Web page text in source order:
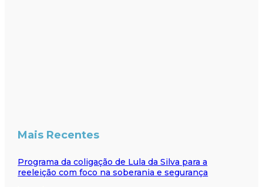
Mais Recentes
Programa da coligação de Lula da Silva para a
reeleição com foco na soberania e segurança